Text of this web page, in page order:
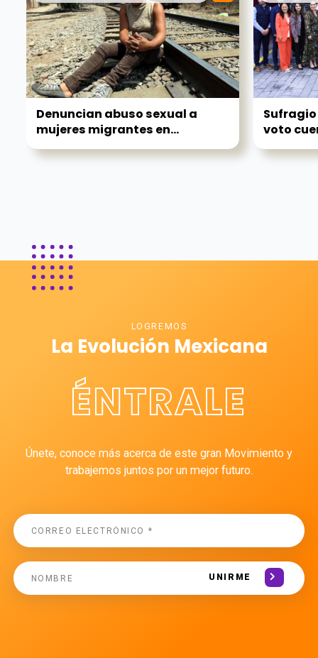
Denuncian abuso sexual a
mujeres migrantes en...
voto
LOGREMOS
La Evolución Mexicana
ÉNTRALE
Únete, conoce más acerca de este gran Movimiento y
trabajemos juntos por un mejor futuro.
UNIRME